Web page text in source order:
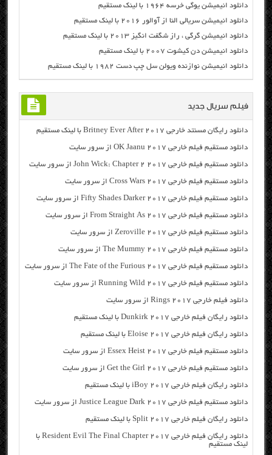
دانلود انیمیشن یوگی خرسه ۱۹۶۴ با لینک مستقیم
دانلود انیمیشن سریالی النا از آوالور ۲۰۱۶ با لینک مستقیم
دانلود انیمیشن گرگی ، راز شگفت انگیز ۲۰۱۳ با لینک مستقیم
دانلود انیمیشن دن کیشوت ۲۰۰۷ با لینک مستقیم
دانلود انیمیشن نوازنده ویولن سل چپ دست ۱۹۸۲ با لینک مستقیم
فیلم سریال جدید
دانلود رایگان مسنتد خارجی Britney Ever After 2017 با لینک مستقیم
دانلود مستقیم فیلم خارجی OK Jaanu 2017 از سرور سایت
دانلود مستقیم فیلم خارجی John Wick: Chapter 2 2017 از سرور سایت
دانلود مستقیم فیلم خارجی Cross Wars 2017 از سرور سایت
دانلود مستقیم فیلم خارجی Fifty Shades Darker 2017 از سرور سایت
دانلود مستقیم فیلم خارجی From Straight As 2017 از سرور سایت
دانلود مستقیم فیلم خارجی Zeroville 2017 از سرور سایت
دانلود مستقیم فیلم خارجی The Mummy 2017 از سرور سایت
دانلود مستقیم فیلم خارجی The Fate of the Furious 2017 از سرور سایت
دانلود مستقیم فیلم خارجی Running Wild 2017 از سرور سایت
دانلود فیلم خارجی Rings 2017 از سرور سایت
دانلود رایگان فیلم خارجی Dunkirk 2017 با لینک مستقیم
دانلود رایگان فیلم خارجی Eloise 2017 با لینک مستقیم
دانلود مستقیم فیلم خارجی Essex Heist 2017 از سرور سایت
دانلود مستقیم فیلم خارجی Get the Girl 2017 از سرور سایت
دانلود رایگان فیلم خارجی iBoy 2017 با لینک مستقیم
دانلود مستقیم فیلم خارجی Justice League Dark 2017 از سرور سایت
دانلود رایگان فیلم خارجی Split 2017 با لینک مستقیم
دانلود رایگان فیلم خارجی Resident Evil The Final Chapter 2017 با
لینک مستقیم